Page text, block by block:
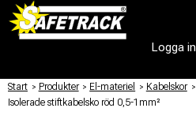
Logga in
Start / Produkter / El-materiel / Kabelskor /
Isolerade stiftkabelsko röd 0,5-1mm²